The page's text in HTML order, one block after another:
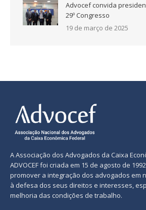
Advocef convida
29º Congresso
19 de março de 2025
A Associação dos Advogados da Caixa
ADVOCEF foi criada em 15 de agosto de
promover a integração dos advogados em
à defesa dos seus direitos e interesses,
melhoria das condições de trabalho.